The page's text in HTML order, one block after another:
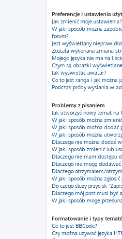
Preferencje i ustawienia
Jak zmienić moje ustawienia?
W jaki sposób można
forum?
Jest wyświetlany
Została wykonana zmiana
Mojego języka nie ma na
Czym są obrazki
Jak wyświetlić awatar?
Co to jest ranga i jak można
Podczas próby wysłania
Problemy z pisaniem
Jak utworzyć nowy temat
W jaki sposób można
W jaki sposób można dodać
W jaki sposób można
Dlaczego nie można dodać
W jaki sposób zmienić lub
Dlaczego nie mam dostępu
Dlaczego nie mogę dodawać
Dlaczego otrzymałem/
W jaki sposób można
Do czego służy przycisk
Dlaczego mój post musi być
W jaki sposób mogę
Formatowanie i typy
Co to jest BBCode?
Czy można używać języka